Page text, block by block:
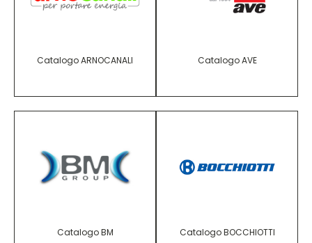
Catalogo ARNOCANALI Catalogo AVE
Catalogo BM Catalogo BOCCHIOTTI